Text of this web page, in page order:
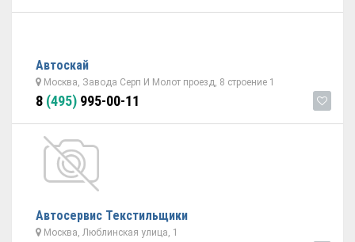
Автоскай
Москва, Завода Серп И Молот проезд, 8 строение 1
8 (495) 995-00-11
Автосервис Текстильщики
Москва, Люблинская улица, 1